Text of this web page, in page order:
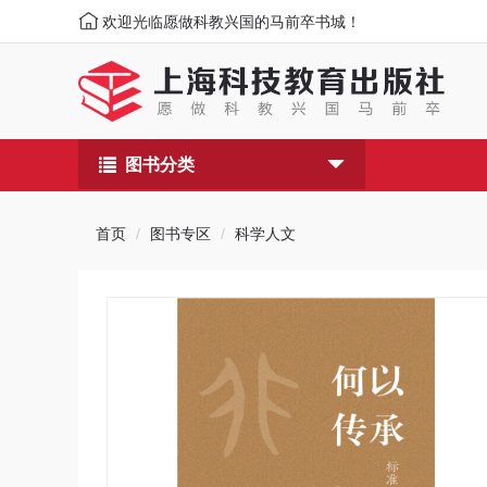
欢迎光临愿做科教兴国的马前卒书城！
图书分类
首页 图书专区 科学人文